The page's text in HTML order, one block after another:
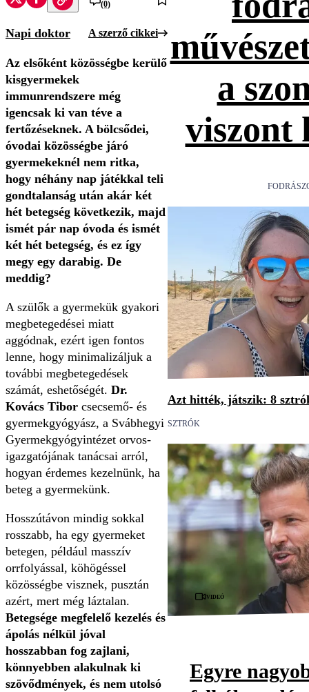
(0)
Napi doktor A szerző cikkei
Az elsőként közösségbe kerülő
kisgyermekek
immunrendszere még
igencsak ki van téve a
fertőzéseknek. A bölcsődei,
óvodai közösségbe járó
gyermekeknél nem ritka,
hogy néhány nap játékkal teli
gondtalanság után akár két
hét betegség következik, majd
ismét pár nap óvoda és ismét
két hét betegség, és ez így
megy egy darabig. De
meddig?
A szülők a gyermekük gyakori
megbetegedései miatt
aggódnak, ezért igen fontos
lenne, hogy minimalizáljuk a
további megbetegedések
számát, eshetőségét. Dr.
Kovács Tibor csecsemő- és
gyermekgyógyász, a Svábhegyi
Gyermekgyógyintézet orvos-
igazgatójának tanácsai arról,
hogyan érdemes kezelnünk, ha
beteg a gyermekünk.
Hosszútávon mindig sokkal
rosszabb, ha egy gyermeket
betegen, például masszív
orrfolyással, köhögéssel
közösségbe visznek, pusztán
azért, mert még láztalan.
Betegsége megfelelő kezelés és
ápolás nélkül jóval
hosszabban fog zajlani,
könnyebben alakulnak ki
szövődmények, és nem utolsó
a
viszont
Azt hitték, játszik: 8
SZTRÓK
Videó
Egyre